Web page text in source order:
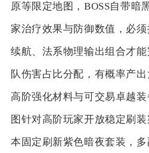
原等限定地图，BOSS自带暗
家治疗效果与防御数值，必
续航、法系物理输出组合才
队伤害占比分配，有概率产出
高阶强化材料与可交易卓越
图针对高阶玩家开放稳定刷
本固定刷新紫色暗夜套装，多